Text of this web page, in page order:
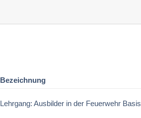
Bezeichnung
Lehrgang: Ausbilder in der Feuerwehr Basis